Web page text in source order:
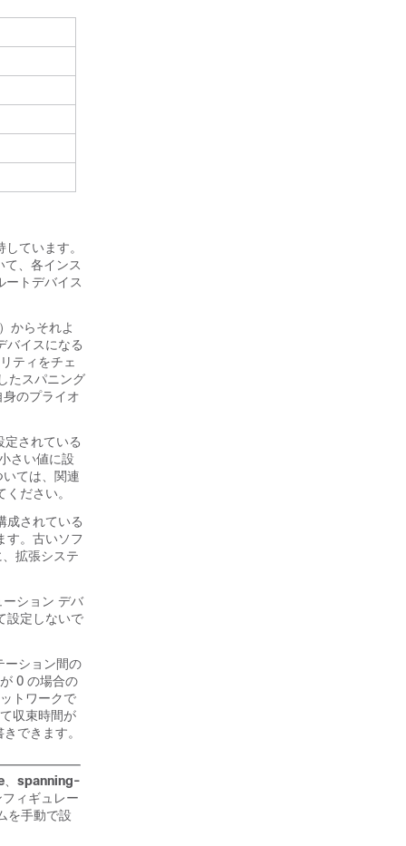
ています。
、各インス
ートデバイス
からそれよ
バイスになる
ティをチェ
たスパニング
のプライオ
されている
さい値に設
ては、関連
ださい。
成されている
す。古いソフ
拡張システ
ション デバ
設定しないで
ーション間の
0 の場合の
トワークで
収束時間が
できます。
spanning-
ィギュレー
を手動で設